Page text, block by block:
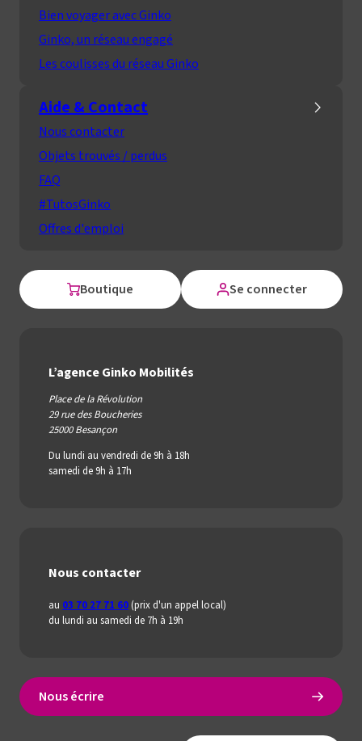
Bien voyager avec Ginko
Ginko, un réseau engagé
Les coulisses du réseau Ginko
Aide & Contact
Nous contacter
Objets trouvés / perdus
FAQ
#TutosGinko
Offres d'emploi
Boutique Se connecter
L’agence Ginko Mobilités
Place de la Révolution
29 rue des Boucheries
25000 Besançon
Du lundi au vendredi de 9h à 18h
samedi de 9h à 17h
Nous contacter
au 03 70 27 71 60 (prix d'un appel local)
du lundi au samedi de 7h à 19h
Nous écrire